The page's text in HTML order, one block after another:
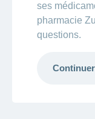
ses
pharmacie
questions.